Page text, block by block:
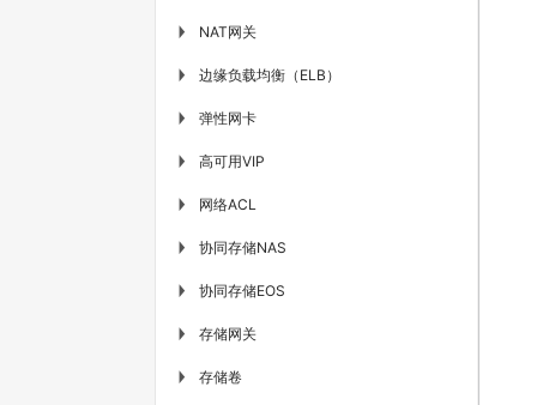
▶ NAT网关
▶ 边缘负载均衡（ELB）
▶ 弹性网卡
▶ 高可用VIP
▶ 网络ACL
▶ 协同存储NAS
▶ 协同存储EOS
▶ 存储网关
▶ 存储卷